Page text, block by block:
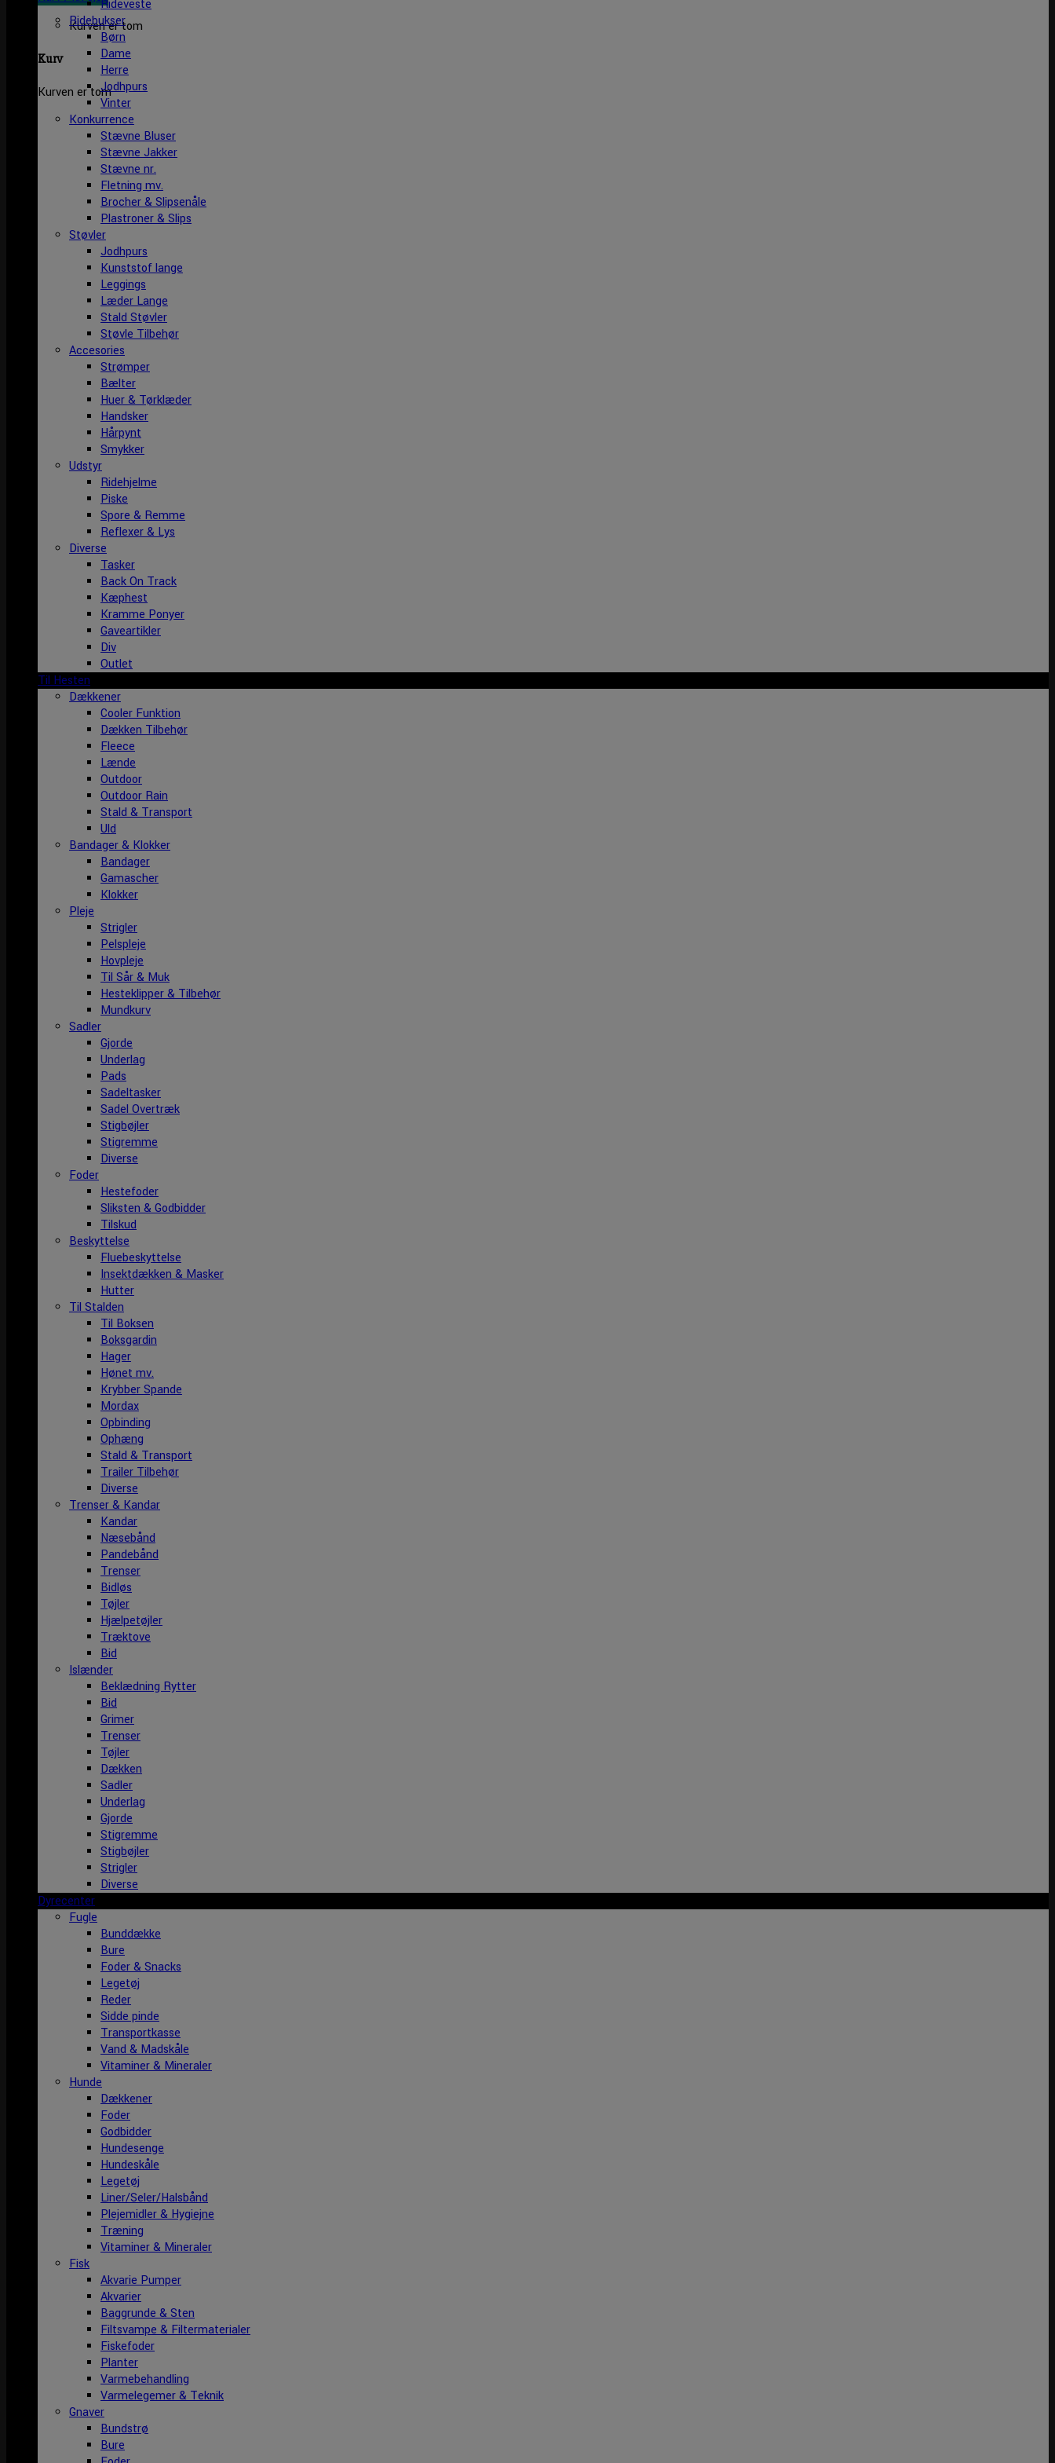
Kurven er tom
Kurv
Kurven er tom
Rideveste
Ridebukser
Børn
Dame
Herre
Jodhpurs
Vinter
Konkurrence
Stævne Bluser
Stævne Jakker
Stævne nr.
Fletning mv.
Brocher & Slipsenåle
Plastroner & Slips
Støvler
Jodhpurs
Kunststof lange
Leggings
Læder Lange
Stald Støvler
Støvle Tilbehør
Accesories
Strømper
Bælter
Huer & Tørklæder
Handsker
Hårpynt
Smykker
Udstyr
Ridehjelme
Piske
Spore & Remme
Reflexer & Lys
Diverse
Tasker
Back On Track
Kæphest
Kramme Ponyer
Gaveartikler
Div
Outlet
Til Hesten
Dækkener
Cooler Funktion
Dækken Tilbehør
Fleece
Lænde
Outdoor
Outdoor Rain
Stald & Transport
Uld
Bandager & Klokker
Bandager
Gamascher
Klokker
Pleje
Strigler
Pelspleje
Hovpleje
Til Sår & Muk
Hesteklipper & Tilbehør
Mundkurv
Sadler
Gjorde
Underlag
Pads
Sadeltasker
Sadel Overtræk
Stigbøjler
Stigremme
Diverse
Foder
Hestefoder
Sliksten & Godbidder
Tilskud
Beskyttelse
Fluebeskyttelse
Insektdækken & Masker
Hutter
Til Stalden
Til Boksen
Boksgardin
Hager
Hønet mv.
Krybber Spande
Mordax
Opbinding
Ophæng
Stald & Transport
Trailer Tilbehør
Diverse
Trenser & Kandar
Kandar
Næsebånd
Pandebånd
Trenser
Bidløs
Tøjler
Hjælpetøjler
Træktove
Bid
Islænder
Beklædning Rytter
Bid
Grimer
Trenser
Tøjler
Dækken
Sadler
Underlag
Gjorde
Stigremme
Stigbøjler
Strigler
Diverse
Dyrecenter
Fugle
Bunddække
Bure
Foder & Snacks
Legetøj
Reder
Sidde pinde
Transportkasse
Vand & Madskåle
Vitaminer & Mineraler
Hunde
Dækkener
Foder
Godbidder
Hundesenge
Hundeskåle
Legetøj
Liner/Seler/Halsbånd
Plejemidler & Hygiejne
Træning
Vitaminer & Mineraler
Fisk
Akvarie Pumper
Akvarier
Baggrunde & Sten
Filtsvampe & Filtermaterialer
Fiskefoder
Planter
Varmebehandling
Varmelegemer & Teknik
Gnaver
Bundstrø
Bure